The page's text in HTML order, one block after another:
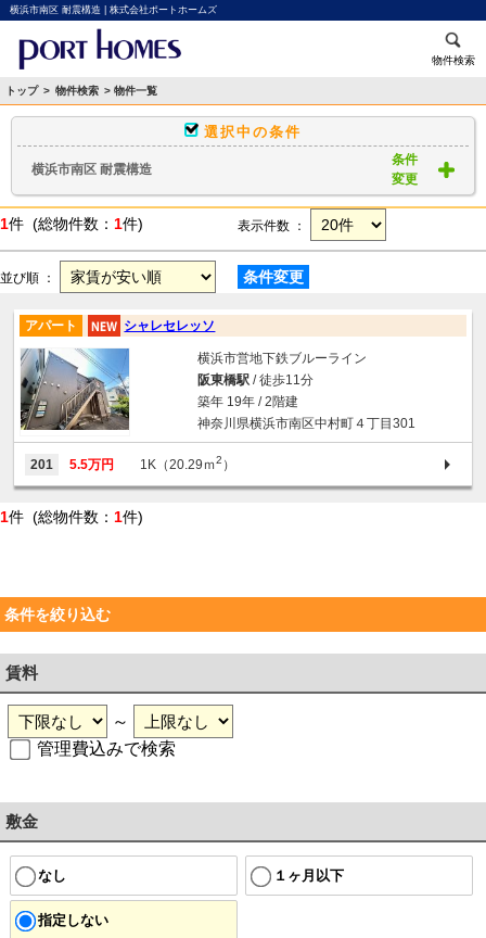
横浜市南区 耐震構造 | 株式会社ポートホームズ
物件検索
トップ > 物件検索 > 物件一覧
選択中の条件
横浜市南区 耐震構造
条件
変更
1件 (総物件数： 1件) 表示件数 ：
並び順 ： 条件変更
アパート シャレセレッソ
横浜市営地下鉄ブルーライン
阪東橋駅/ 徒歩11分
築年 19年 / 2階建
神奈川県横浜市南区中村町４丁目301
201 5.5万円 1K（20.29ｍ2 ）
1件 (総物件数： 1件)
条件を絞り込む
賃料
～
管理費込みで検索
敷金
なし １ヶ月以下
指定しない